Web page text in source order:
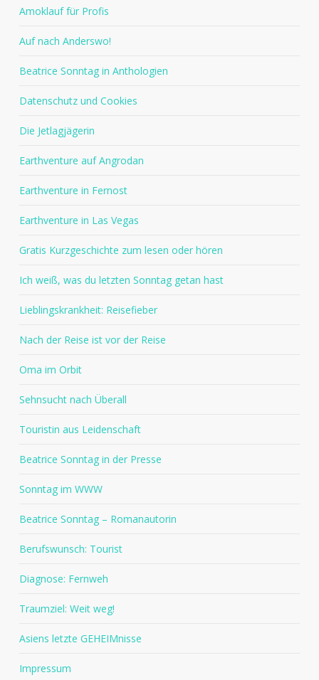
Amoklauf für Profis
Auf nach Anderswo!
Beatrice Sonntag in Anthologien
Datenschutz und Cookies
Die Jetlagjägerin
Earthventure auf Angrodan
Earthventure in Fernost
Earthventure in Las Vegas
Gratis Kurzgeschichte zum lesen oder hören
Ich weiß, was du letzten Sonntag getan hast
Lieblingskrankheit: Reisefieber
Nach der Reise ist vor der Reise
Oma im Orbit
Sehnsucht nach Überall
Touristin aus Leidenschaft
Beatrice Sonntag in der Presse
Sonntag im WWW
Beatrice Sonntag – Romanautorin
Berufswunsch: Tourist
Diagnose: Fernweh
Traumziel: Weit weg!
Asiens letzte GEHEIMnisse
Impressum